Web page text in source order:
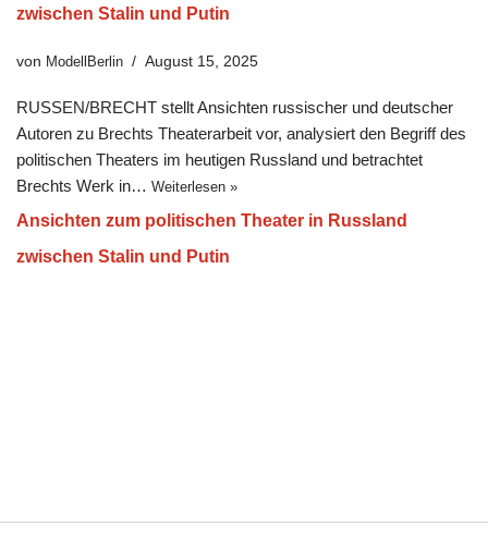
zwischen Stalin und Putin
von ModellBerlin August 15, 2025
RUSSEN/BRECHT stellt Ansichten russischer und deutscher
Autoren zu Brechts Theaterarbeit vor, analysiert den Begriff des
politischen Theaters im heutigen Russland und betrachtet
Brechts Werk in… Weiterlesen »
Ansichten zum politischen Theater in Russland
zwischen Stalin und Putin